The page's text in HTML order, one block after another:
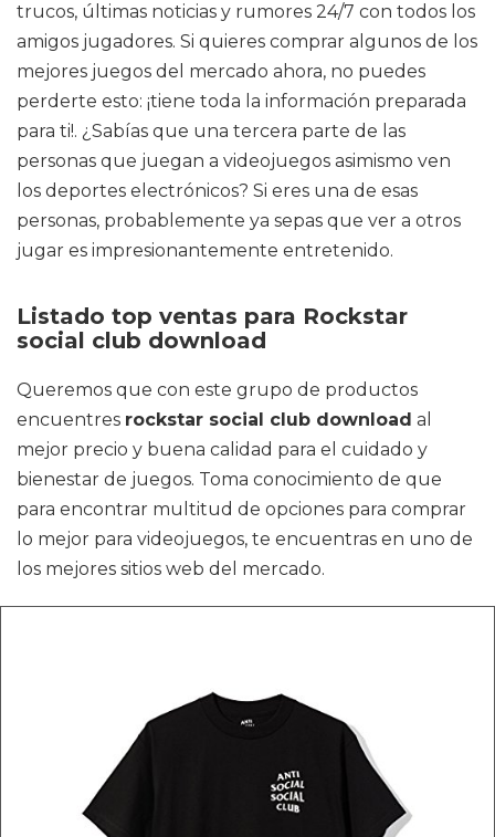
trucos, últimas noticias y rumores 24/7 con todos los
amigos jugadores. Si quieres comprar algunos de los
mejores juegos del mercado ahora, no puedes
perderte esto: ¡tiene toda la información preparada
para ti!. ¿Sabías que una tercera parte de las
personas que juegan a videojuegos asimismo ven
los deportes electrónicos? Si eres una de esas
personas, probablemente ya sepas que ver a otros
jugar es impresionantemente entretenido.
Listado top ventas para Rockstar
social club download
Queremos que con este grupo de productos
encuentres rockstar social club download al
mejor precio y buena calidad para el cuidado y
bienestar de juegos. Toma conocimiento de que
para encontrar multitud de opciones para comprar
lo mejor para videojuegos, te encuentras en uno de
los mejores sitios web del mercado.